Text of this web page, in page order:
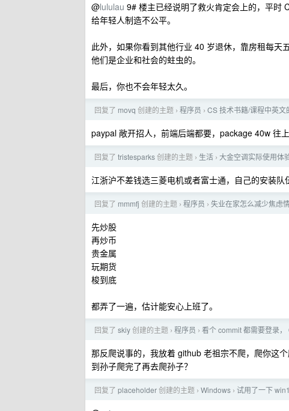
@lululau 9# 楼主已经说明了救火肯定会上的，平时
给年轻人制造不公平。
此外，如果你看到其他行业 40 岁退休，靠房租每
他们是企业和社会的蛀虫的。
最后，你也不会年轻太久。
回复了 movq 创建的主题 › 程序员 › CS 技术书籍/课程中英
paypal 敞开招人，前端后端都要，package 40w 往
回复了 tristesparks创建的主题 › 生活 › 大金空调实际使用体
江浙沪不差钱选三菱电机或者富士通，自己的安装队
回复了 mmmfj 创建的主题 › 程序员 › 失业在家怎么减少焦虑
先炒股
再炒币
贵金属
玩期货
梭到底
都弄了一遍，估计能安心上班了。
回复了 skiy创建的主题 › 程序员 › 看个 commit 都需要登录，
那反爬说事的，我放着 github 老祖宗不爬，爬你这
到孙子爬完了再去爬孙子？
回复了 placeholder创建的主题 › Windows › 试用了一下